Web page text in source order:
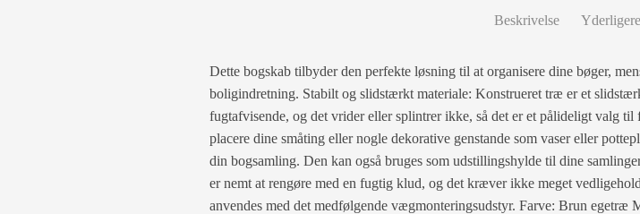
Beskrivelse
Dette bogskab tilbyder den perfekte løsning til at organisere dine bøger,
boligindretning. Stabilt og slidstærkt materiale: Konstrueret træ er et
fugtafvisende, og det vrider eller splintrer ikke, så det er et pålideligt valg
placere dine småting eller nogle dekorative genstande som vaser eller
din bogsamling. Den kan også bruges som udstillingshylde til dine
er nemt at rengøre med en fugtig klud, og det kræver ikke meget
anvendes med det medfølgende vægmonteringsudstyr. Farve: Brun